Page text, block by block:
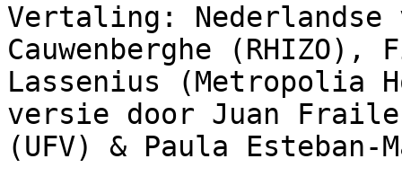
Vertaling: Nederlandse
Cauwenberghe
Lassenius (Metropolia
versie door Juan Fraile
(UFV) & Paula Esteban-